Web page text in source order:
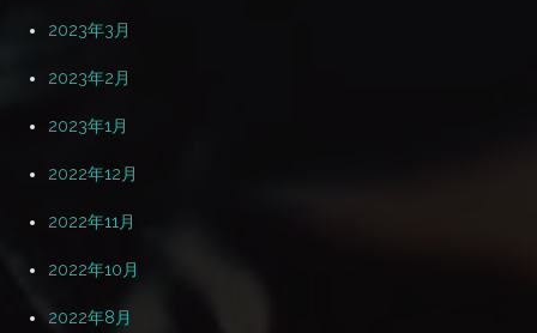
2023年3月
2023年2月
2023年1月
2022年12月
2022年11月
2022年10月
2022年8月